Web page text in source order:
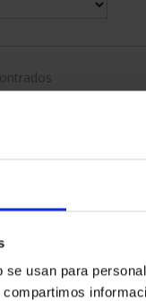
usan para